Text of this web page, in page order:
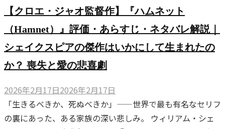
【クロエ・ジャオ監督作】『ハムネット
（Hamnet）』評価・あらすじ・ネタバレ解説｜
シェイクスピアの傑作はいかにして生まれたの
か？ 喪失と愛の悲喜劇
2026年2月17日2026年2月17日
「生きるべきか、死ぬべきか」——世界で最も有名なセリフ
の裏にあった、ある家族の深い悲しみ。 ウィリアム・シェ